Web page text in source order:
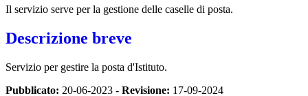
Il servizio serve per la gestione delle caselle di posta.
Descrizione breve
Servizio per gestire la posta d'Istituto.
Pubblicato: 20-06-2023 - Revisione: 17-09-2024